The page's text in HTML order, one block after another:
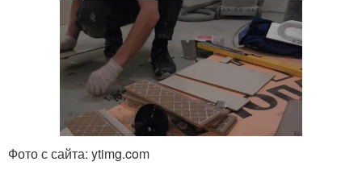
Фото с сайта: ytimg.com